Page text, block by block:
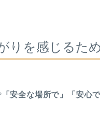
りを感じるた
「安全な場所で」「安心